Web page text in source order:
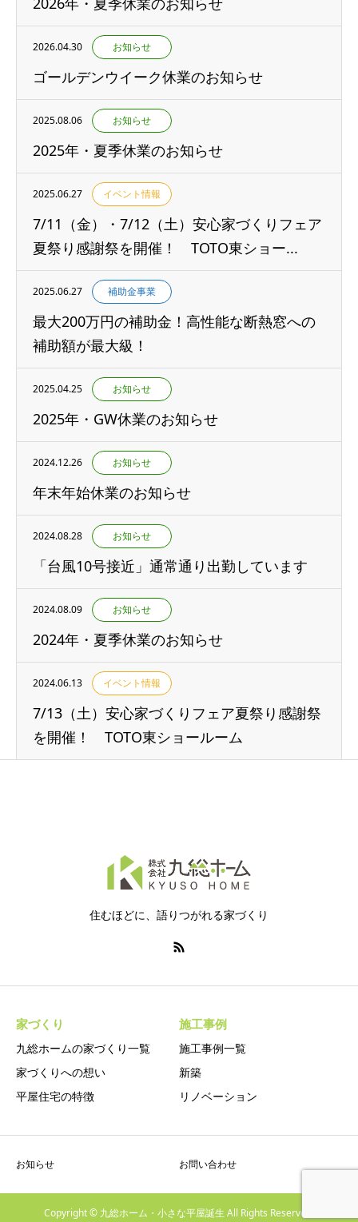
2026.04.30 お知らせ
ゴールデンウイーク休業のお知らせ
2025.08.06 お知らせ
2025年・夏季休業のお知らせ
2025.06.27 イベント情報
7/11（金）・7/12（土）安心家づくりフェア
夏祭り感謝祭を開催！ TOTO東ショー...
2025.06.27 補助金事業
最大200万円の補助金！高性能な断熱窓への
補助額が最大級！
2025.04.25 お知らせ
2025年・GW休業のお知らせ
2024.12.26 お知らせ
年末年始休業のお知らせ
2024.08.28 お知らせ
「台風10号接近」通常通り出勤しています
2024.08.09 お知らせ
2024年・夏季休業のお知らせ
2024.06.13 イベント情報
7/13（土）安心家づくりフェア夏祭り感謝祭
を開催！ TOTO東ショールーム
住むほどに、語りつがれる家づくり
家づくり
九総ホームの家づくり一覧
家づくりへの想い
平屋住宅の特徴
施工事例
施工事例一覧
新築
リノベーション
お知らせ お問い合わせ
Copyright © 九総ホーム・小さな平屋誕生 All Rights Reserved.
電話 メール 施工事例